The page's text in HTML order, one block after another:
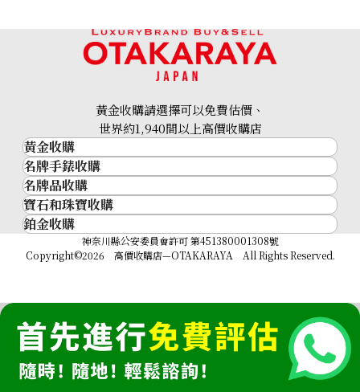
24K Gold (K24) Cat Gold Coin 1/10oz
3.1g
參考回收價
HKD 4,308.72
黃金收購請選擇可以免費估價、
世界約1,940間以上高價收購店
黃金收購
黃金･金條
金條
金幣及銀幣
過去十年黃金價格
金飾
名牌手錶收購
名牌手錶收購
勞力士 (Rolex)
Patek Philippe
Audemars Piguet
名牌品收購
名牌品收購
HERMES
LOUIS VUITTON
CHANEL
CELINE
FENDI
Christian Dior
GUCCI
寶石和珠寶收購
寶石和珠寶
祖母綠
紅寶石
鉑金收購
神奈川縣公安委員會許可 第451380001308號
Copyright©2026 高價收購店—OTAKARAYA All Rights Reserved.